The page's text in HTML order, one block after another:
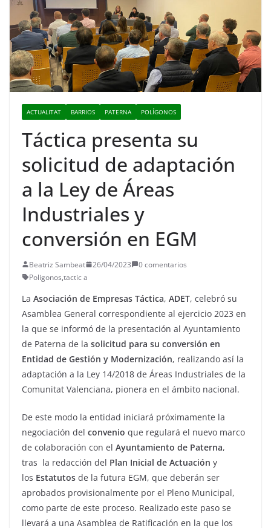
ACTUALITAT BARRIOS PATERNA POLÍGONOS
Táctica presenta su
solicitud de adaptación
a la Ley de Áreas
Industriales y
conversión en EGM
Beatriz Sambeat 26/04/2023
0 comentarios
Poligonos,tactic a
La Asociación de Empresas Táctica, ADET, celebró su
Asamblea General correspondiente al ejercicio 2023 en
la que se informó de la presentación al Ayuntamiento
de Paterna de la solicitud para su conversión en
Entidad de Gestión y Modernización, realizando así la
adaptación a la Ley 14/2018 de Áreas Industriales de la
Comunitat Valenciana, pionera en el ámbito nacional.
De este modo la entidad iniciará próximamente la
negociación del convenio que regulará el nuevo marco
de colaboración con el Ayuntamiento de Paterna,
tras la redacción del Plan Inicial de Actuación y
los Estatutos de la futura EGM, que deberán ser
aprobados provisionalmente por el Pleno Municipal,
como parte de este proceso. Realizado este paso se
llevará a una Asamblea de Ratificación en la que los